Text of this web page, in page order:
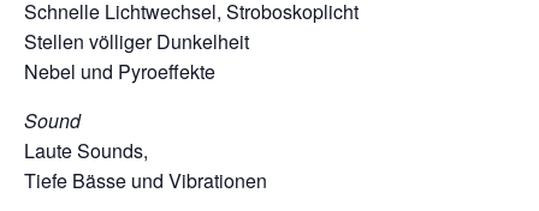
Schnelle Lichtwechsel, Stroboskoplicht
Stellen völliger Dunkelheit
Nebel und Pyroeffekte
Sound
Laute Sounds,
Tiefe Bässe und Vibrationen